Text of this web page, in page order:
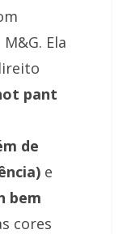
Ela
pant
de
e
bem
cores